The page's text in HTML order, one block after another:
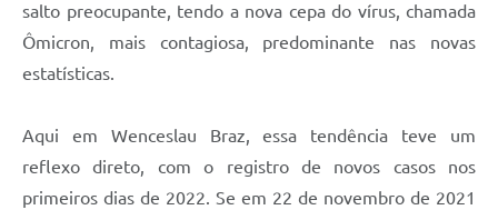
salto preocupante, tendo a nova cepa do vírus, chamada
Ômicron, mais contagiosa, predominante nas novas
estatísticas.
Aqui em Wenceslau Braz, essa tendência teve um
reflexo direto, com o registro de novos casos nos
primeiros dias de 2022. Se em 22 de novembro de 2021